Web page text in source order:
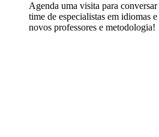
Agenda uma visita para
time de especialistas em idiomas
novos professores e metodologia!